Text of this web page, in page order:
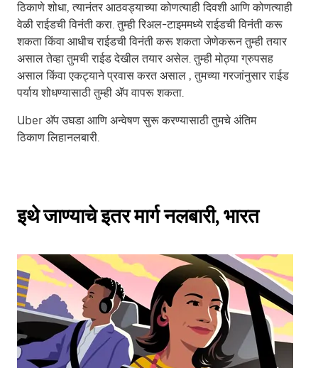
ठिकाणे शोधा, त्यानंतर आठवड्याच्या कोणत्याही दिवशी आणि कोणत्याही
वेळी राईडची विनंती करा. तुम्ही रिअल-टाइममध्ये राईडची विनंती करू
शकता किंवा आधीच राईडची विनंती करू शकता जेणेकरून तुम्ही तयार
असाल तेव्हा तुमची राईड देखील तयार असेल. तुम्ही मोठ्या ग्रुपसह
असाल किंवा एकट्याने प्रवास करत असाल , तुमच्या गरजांनुसार राईड
पर्याय शोधण्यासाठी तुम्ही ॲप वापरू शकता.
Uber अ‍ॅप उघडा आणि अन्वेषण सुरू करण्यासाठी तुमचे अंतिम
ठिकाण लिहानलबारी.
इथे जाण्याचे इतर मार्ग नलबारी, भारत